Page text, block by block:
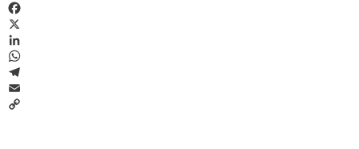
Facebook
X
LinkedIn
WhatsApp
Telegram
Email